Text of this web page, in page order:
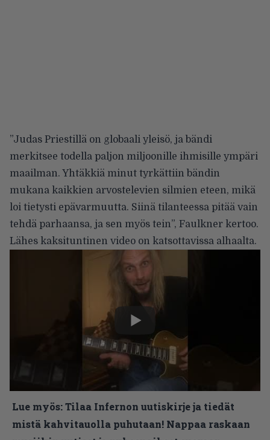
”Judas Priestillä on globaali yleisö, ja bändi
merkitsee todella paljon miljoonille ihmisille ympäri
maailman. Yhtäkkiä minut tyrkättiin bändin
mukana kaikkien arvostelevien silmien eteen, mikä
loi tietysti epävarmuutta. Siinä tilanteessa pitää vain
tehdä parhaansa, ja sen myös tein”, Faulkner kertoo.
Lähes kaksituntinen video on katsottavissa alhaalta.
Lue myös:Tilaa Infernon uutiskirje ja tiedät
mistä kahvitauolla puhutaan! Nappaa raskaan